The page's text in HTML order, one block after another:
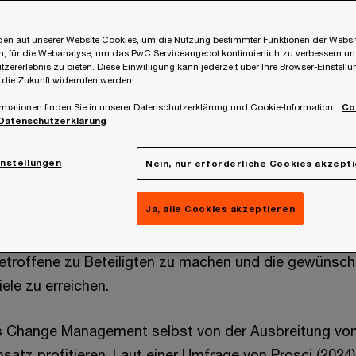
einen Wendepunkt bei der Integration
unseres beruflichen und alltäglichen Lebens.
Geschäftsbereiche weiterhin eine
In diesem Zusammenhang gewinnt das Change
Es umfasst die Vorbereitung der Stakeholder
das Management und die Bewältigung von
zu Beteiligten zu machen und die
zu erreichen.
Change Management selbst von der Ausbreitung
auf unserer Website Cookies, um die Nutzung bestimmter Funktionen der
für die Webanalyse, um das PwC Serviceangebot kontinuierlich zu verbessern
zu bieten. Diese Einwilligung kann jederzeit über Ihre Browser-
Zukunft widerrufen werden.
finden Sie in unserer Datenschutzerklärung und Cookie-Information.
Nein, nur erforderliche Cookies
Ja, alle Cookies akzeptieren